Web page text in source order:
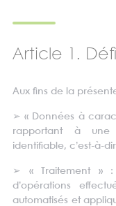
Article 1.
Aux fins de la
➢« Données à
rapportant à une
identifiable, c’est-à-
➢ « Traitement »
d’opérations
automatisés et